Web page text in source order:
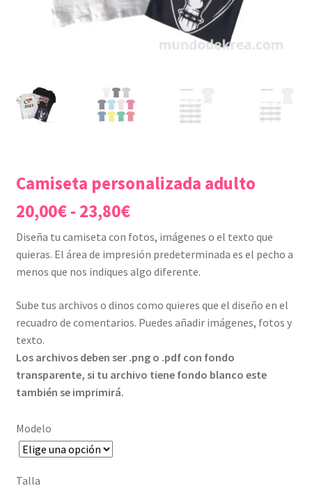
Camiseta personalizada adulto
20,00€- 23,80€Rango
de
precios:
desde
hasta
Diseña tu camiseta con fotos, imágenes o el texto que
quieras. El área de impresión predeterminada es el pecho a
menos que nos indiques algo diferente.
Sube tus archivos o dinos como quieres que el diseño en el
recuadro de comentarios. Puedes añadir imágenes, fotos y
texto.
Los archivos deben ser .png o .pdf con fondo
transparente, si tu archivo tiene fondo blanco este
también se imprimirá.
Modelo
Talla